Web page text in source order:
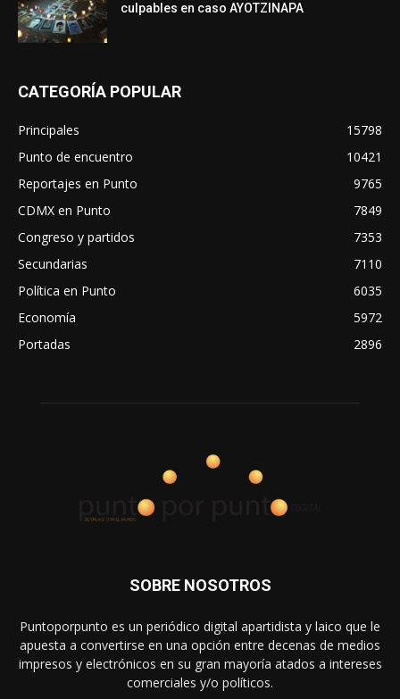
culpables en caso AYOTZINAPA
CATEGORÍA POPULAR
Principales
15798
Punto de encuentro
10421
Reportajes en Punto
9765
CDMX en Punto
7849
Congreso y partidos
7353
Secundarias
7110
Política en Punto
6035
Economía
5972
Portadas
2896
SOBRE NOSOTROS
Puntoporpunto es un periódico digital apartidista y laico que le
apuesta a convertirse en una opción entre decenas de medios
impresos y electrónicos en su gran mayoría atados a intereses
comerciales y/o políticos.